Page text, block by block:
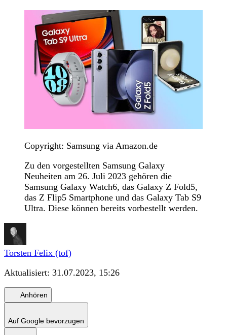
Copyright: Samsung via Amazon.de
Zu den vorgestellten Samsung Galaxy
Neuheiten am 26. Juli 2023 gehören die
Samsung Galaxy Watch6, das Galaxy Z Fold5,
das Z Flip5 Smartphone und das Galaxy Tab S9
Ultra. Diese können bereits vorbestellt werden.
Torsten Felix (tof)
Aktualisiert: 31.07.2023, 15:26
Anhören
Auf Google bevorzugen